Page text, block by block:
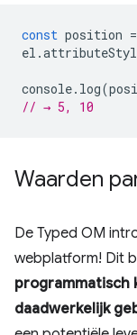
const position =
el .
console. log(
// → 5, 10
Waarden
De Typed OM
webplatform! Dit
programmatisch
daadwerkelijk